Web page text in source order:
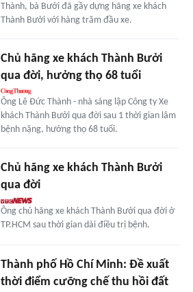
Thành, bà Bưởi đã gầy dựng hãng xe khách
Thành Bưởi với hàng trăm đầu xe.
Chủ hãng xe khách Thành Bưởi
qua đời, hưởng thọ 68 tuổi
Ông Lê Đức Thành - nhà sáng lập Công ty Xe
khách Thành Bưởi qua đời sau 1 thời gian lâm
bệnh nặng, hưởng thọ 68 tuổi.
Chủ hãng xe khách Thành Bưởi
qua đời
Ông chủ hãng xe khách Thành Bưởi qua đời ở
TP.HCM sau thời gian dài điều trị bệnh.
Thành phố Hồ Chí Minh: Đề xuất
thời điểm cưỡng chế thu hồi đất